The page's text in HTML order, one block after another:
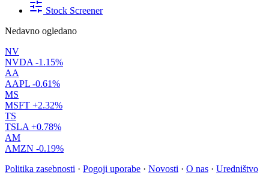
Stock Screener
Nedavno ogledano
NV
NVDA -1.15%
AA
AAPL -0.61%
MS
MSFT +2.32%
TS
TSLA +0.78%
AM
AMZN -0.19%
Politika zasebnosti · Pogoji uporabe · Novosti · O nas · Uredništvo